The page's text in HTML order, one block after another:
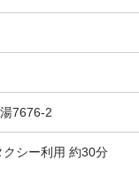
7676-2
シー利用 約30分